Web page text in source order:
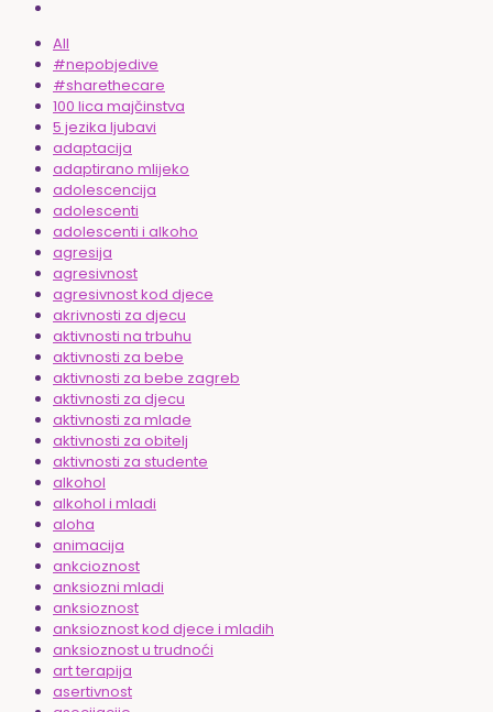
All
#nepobjedive
#sharethecare
100 lica majčinstva
5 jezika ljubavi
adaptacija
adaptirano mlijeko
adolescencija
adolescenti
adolescenti i alkoho
agresija
agresivnost
agresivnost kod djece
akrivnosti za djecu
aktivnosti na trbuhu
aktivnosti za bebe
aktivnosti za bebe zagreb
aktivnosti za djecu
aktivnosti za mlade
aktivnosti za obitelj
aktivnosti za studente
alkohol
alkohol i mladi
aloha
animacija
ankcioznost
anksiozni mladi
anksioznost
anksioznost kod djece i mladih
anksioznost u trudnoći
art terapija
asertivnost